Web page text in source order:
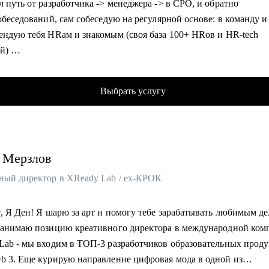
Manager, Product Owner, BizDev, Project Manager (от Junior до
смежных подразделений.
путь от разработчика -> менеджера -> в CPO, и обратно
сам собеседую на регулярной основе: в команду и
тебя HRам и знакомым (своя база 100+ HRов и HR-tech
менеджер, 7+ лет, бывший разработчик
менеджмент, 8+ опыта
в программном комитете 5 конференций, 10+ выступлений в
ИИ в работе (15+ нейросеток)
Выбрать услугу
Мерзлов
директор в XReady Lab / ex-КРОК
Я Ден! Я шарю за арт и помогу тебе зарабатывать любимым
позицию креативного директора в международной
- мы входим в ТОП-3 разработчиков образовательных
3. Еще курирую направление цифровая мода в одной из